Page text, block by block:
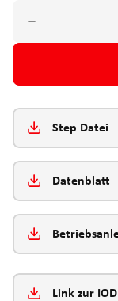
Step Datei
Datenblatt
Link zur